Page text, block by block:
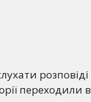
переходили